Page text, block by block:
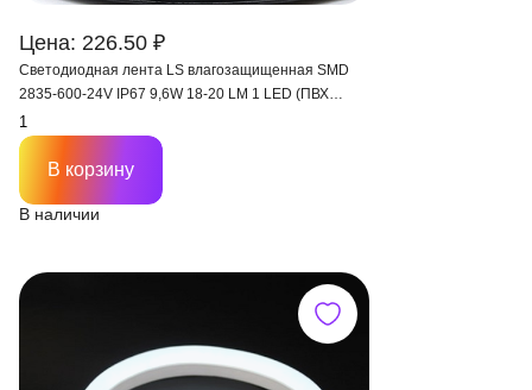
Цена: 226.50 ₽
Светодиодная лента LS влагозащищенная SMD
2835-600-24V IP67 9,6W 18-20 LM 1 LED (ПВХ
трубка)
В наличии
В корзину